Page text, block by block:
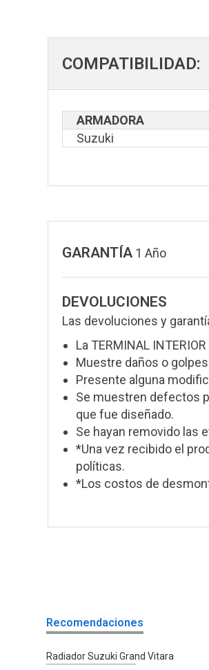
COMPATIBILIDAD:
ARMADORA
Suzuki
GARANTÍA 1 Año
DEVOLUCIONES
Las devoluciones y
La TERMINAL
Muestre daños o
Presente alguna
Se muestren defectos
que fue diseñado.
Se hayan removido las
*Una vez recibido el
políticas.
*Los costos de
Recomendaciones
Radiador Suzuki Grand Vitara